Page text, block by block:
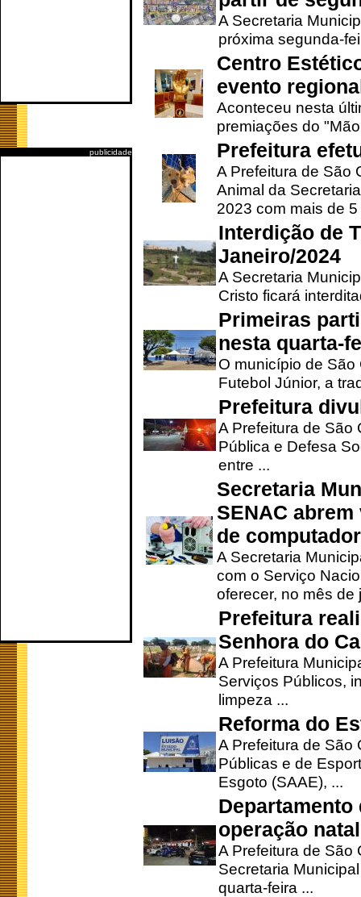
publicidade
A Secretaria
próxima segunda-
Centro
evento
Aconteceu nesta
premiações do
Prefeitura
A Prefeitura de São
Animal da
2023 com mais de 5
Interdição de
Janeiro/2024
A Secretaria
Cristo ficará
Primeiras
nesta quarta-
O município de
Futebol Júnior, a
Prefeitura
A Prefeitura de São
Pública e Defesa
entre ...
Secretaria
SENAC
de
A Secretaria
com o Serviço
oferecer, no mês de
Prefeitura
Senhora do
A Prefeitura
Serviços Públicos,
limpeza ...
Reforma do
A Prefeitura de São
Públicas e de
Esgoto (SAAE), ...
operação
A Prefeitura de São
Secretaria
quarta-feira ...